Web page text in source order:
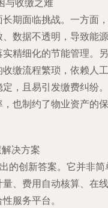
与收缴之难
期面临挑战。一方面，
数据不透明，导致能源
精细化的节能管理。另
缴流程繁琐，依赖人工
，且易引发缴费纠纷。
也制约了物业资产的保
决方案
的创新答案。它并非简
、费用自动核算、在线
服务平台。